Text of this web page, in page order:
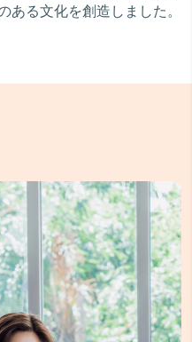
る文化を創造しました。